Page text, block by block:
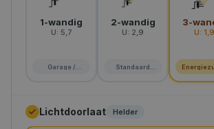
1-wandig
U: 5,7
Garage /
2-wandig
U: 2,9
Standaard
3-
U: 1,9
huis
Lichtdoorlaat Helder